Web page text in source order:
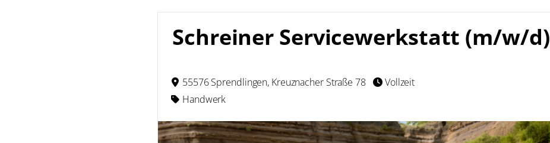
Schreiner Servicewerkstatt (m/w/d)
55576 Sprendlingen, Kreuznacher Straße 78
Handwerk
Vollzeit